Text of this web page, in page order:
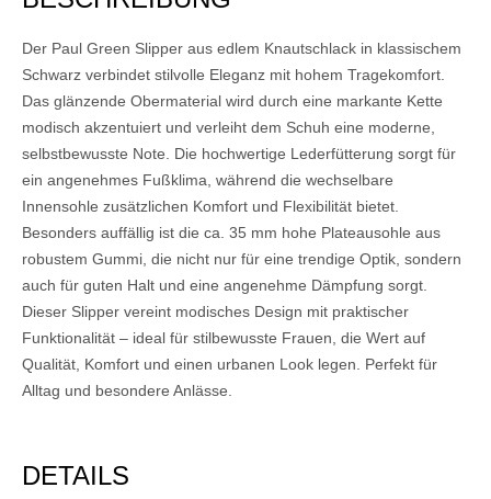
Der Paul Green Slipper aus edlem Knautschlack in klassischem
Schwarz verbindet stilvolle Eleganz mit hohem Tragekomfort.
Das glänzende Obermaterial wird durch eine markante Kette
modisch akzentuiert und verleiht dem Schuh eine moderne,
selbstbewusste Note. Die hochwertige Lederfütterung sorgt für
ein angenehmes Fußklima, während die wechselbare
Innensohle zusätzlichen Komfort und Flexibilität bietet.
Besonders auffällig ist die ca. 35 mm hohe Plateausohle aus
robustem Gummi, die nicht nur für eine trendige Optik, sondern
auch für guten Halt und eine angenehme Dämpfung sorgt.
Dieser Slipper vereint modisches Design mit praktischer
Funktionalität – ideal für stilbewusste Frauen, die Wert auf
Qualität, Komfort und einen urbanen Look legen. Perfekt für
Alltag und besondere Anlässe.
DETAILS